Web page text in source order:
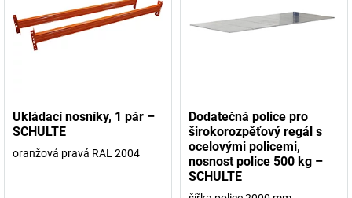
Ukládací nosníky, 1 pár –
SCHULTE
oranžová pravá RAL 2004
Dodatečná police pro
širokorozpěťový regál s
ocelovými policemi,
nosnost police 500 kg –
SCHULTE